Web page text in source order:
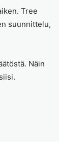
Tree
suunnittelu,
Näin